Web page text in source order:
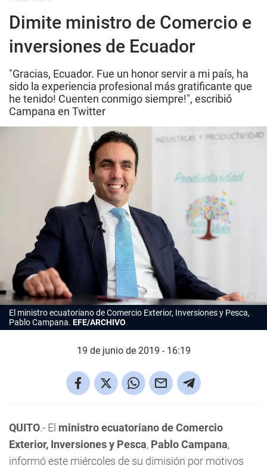
Dimite ministro de Comercio e
inversiones de Ecuador
"Gracias, Ecuador. Fue un honor servir a mi país, ha
sido la experiencia profesional más gratificante que
he tenido! Cuenten conmigo siempre!", escribió
Campana en Twitter
El ministro ecuatoriano de Comercio Exterior, Inversiones y Pesca,
Pablo Campana. EFE/ARCHIVO
19 de junio de 2019 - 16:19
QUITO.- El ministro ecuatoriano de Comercio
Exterior, Inversiones y Pesca, Pablo Campana,
informó este miércoles de su dimisión por motivos